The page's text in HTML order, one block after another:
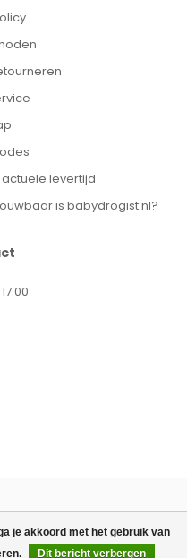
je akkoord met het gebruik van
Dit bericht verbergen
levertijd
is babydrogist.nl?